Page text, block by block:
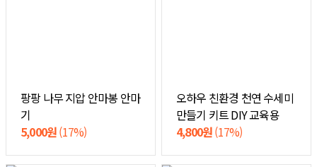
팡팡 나무 지압 안마봉 안마
기
5,000원(17%)
오하우 친환경 천연 수세미
만들기 키트 DIY 교육용
4,800원(17%)